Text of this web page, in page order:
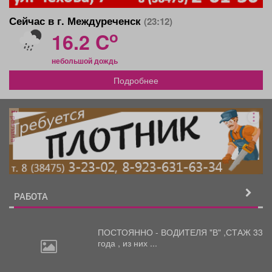
Сейчас в г. Междуреченск (23:12)
16.2 Co
небольшой дождь
Подробнее
реклама
РАБОТА
ПОСТОЯННО - ВОДИТЕЛЯ "В" ,СТАЖ 33
года , из них ...